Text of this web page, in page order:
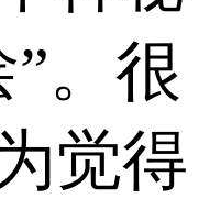
。很
觉得